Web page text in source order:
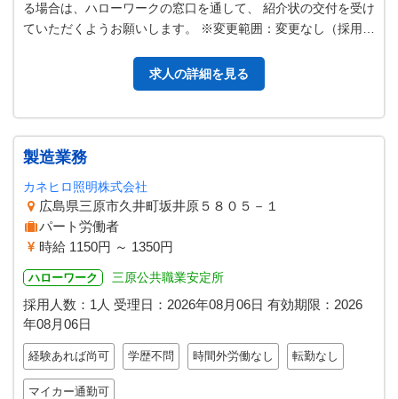
る場合は、ハローワークの窓口を通して、 紹介状の交付を受け
ていただくようお願いします。 ※変更範囲：変更なし（採用後
求人の詳細を見る
製造業務
カネヒロ照明株式会社
広島県三原市久井町坂井原５８０５－１
パート労働者
時給 1150円 ～ 1350円
ハローワーク 三原公共職業安定所
採用人数：1人 受理日： 2026年08月06日 有効期限： 2026
年08月06日
経験あれば尚可 学歴不問 時間外労働なし 転勤なし
マイカー通勤可